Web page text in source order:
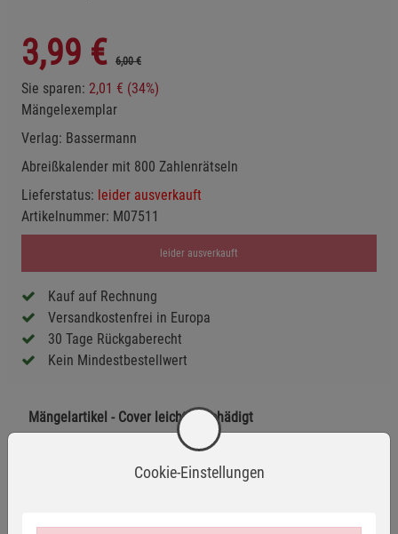
3,99 € 6,00 €
Sie sparen: 2,01 € (34%)
Mängelexemplar
Verlag: Bassermann
Abreißkalender mit 800 Zahlenrätseln
Lieferstatus: leider ausverkauft
Artikelnummer: M07511
leider ausverkauft
Kauf auf Rechnung
Versandkostenfrei in Europa
30 Tage Rückgaberecht
Kein Mindestbestellwert
Mängelartikel - Cover leicht beschädigt
Fans ein Muss: der übersichtliche Abreißkalender, der Blatt
lang! Ein Kalender mit Suchtfaktor!
Cookie-Einstellungen